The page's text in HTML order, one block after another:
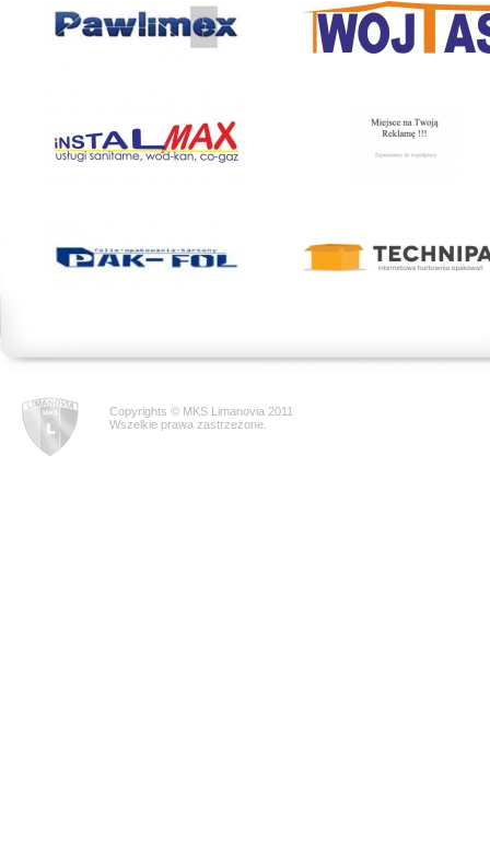
Copyrights © MKS Limanovia 2011
Wszelkie prawa zastrzeżone.